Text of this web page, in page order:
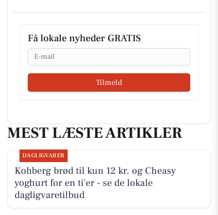
Få lokale nyheder GRATIS
Email
Tilmeld
MEST LÆSTE ARTIKLER
DAGLIGVARER
Kohberg brød til kun 12 kr. og Cheasy
yoghurt for en ti'er - se de lokale
dagligvaretilbud